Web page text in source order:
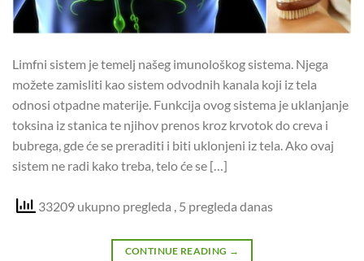
Limfni sistem je temelj našeg imunološkog sistema. Njega
možete zamisliti kao sistem odvodnih kanala koji iz tela
odnosi otpadne materije. Funkcija ovog sistema je uklanjanje
toksina iz stanica te njihov prenos kroz krvotok do creva i
bubrega, gde će se preraditi i biti uklonjeni iz tela. Ako ovaj
sistem ne radi kako treba, telo će se […]
33209 ukupno pregleda , 5 pregleda danas
CONTINUE READING →